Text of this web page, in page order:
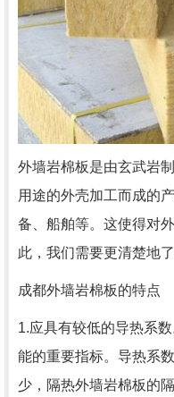
外墙岩棉板是由玄武岩
用途的外壳加工而成的
备、船舶等。这使得对
此，我们需要更清楚地
成都外墙岩棉板的特点
1.应具有较低的导热系
能的重要指标。导热系
少，隔热外墙岩棉板的